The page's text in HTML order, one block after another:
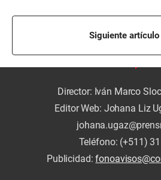
Siguiente artículo
Director: Iván Marco
Editor Web: Johana Liz
Teléfono: (+511)
Publicidad: